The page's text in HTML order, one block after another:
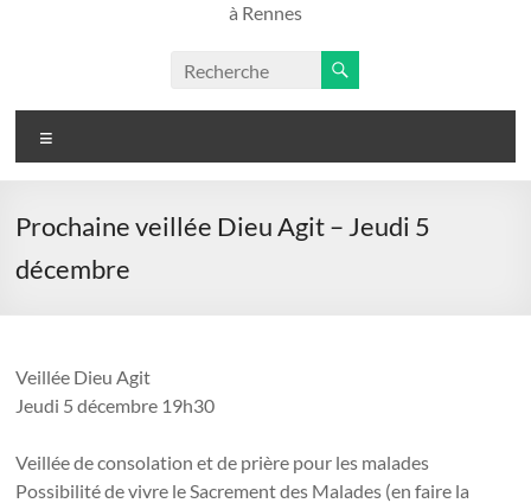
à Rennes
Prochaine veillée Dieu Agit – Jeudi 5
décembre
Veillée Dieu Agit
Jeudi 5 décembre 19h30
Veillée de consolation et de prière pour les malades
Possibilité de vivre le Sacrement des Malades (en faire la